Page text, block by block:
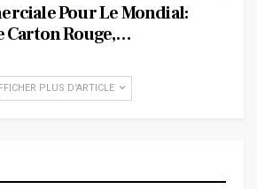
Pour Le Mondial:
Carton Rouge,…
PLUS D'ARTICLE